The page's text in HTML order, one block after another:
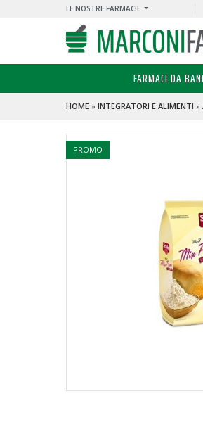
LE NOSTRE FARMACIE
FARMACI DA
HOME» INTEGRATORI E ALIMENTI »
PROMO